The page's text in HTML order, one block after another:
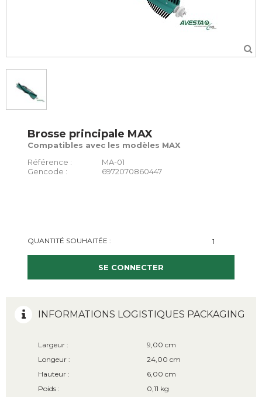
Brosse principale MAX
Compatibles avec les modèles MAX
Référence :
MA-01
Gencode :
6972070860447
QUANTITÉ SOUHAITÉE :
SE CONNECTER
INFORMATIONS LOGISTIQUES PACKAGING
Largeur :
9,00 cm
Longeur :
24,00 cm
Hauteur :
6,00 cm
Poids :
0,11 kg